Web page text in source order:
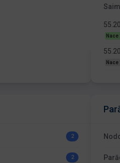
Nace
Nace
2
2